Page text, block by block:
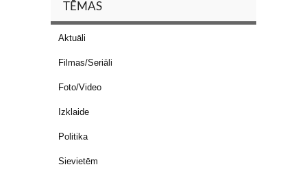
TĒMAS
Aktuāli
Filmas/Seriāli
Foto/Video
Izklaide
Politika
Sievietēm